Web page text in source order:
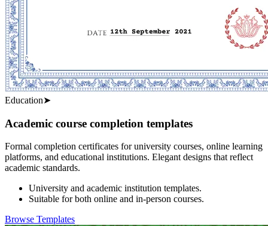
Education➤
Academic course completion templates
Formal completion certificates for university courses, online learning
platforms, and educational institutions. Elegant designs that reflect
academic standards.
University and academic institution templates.
Suitable for both online and in-person courses.
Browse Templates